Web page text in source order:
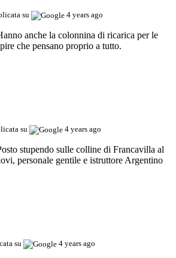
su 4 years ago
anche la colonnina di ricarica per le
che pensano proprio a tutto.
su 4 years ago
stupendo sulle colline di Francavilla al
personale gentile e istruttore Argentino
su 4 years ago